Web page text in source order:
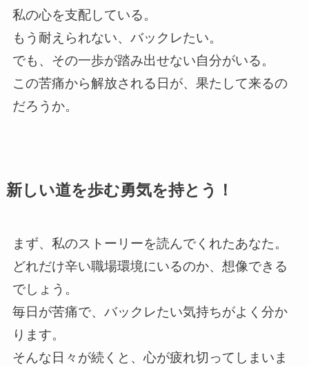
私の心を支配している。
もう耐えられない、バックレたい。
でも、その一歩が踏み出せない自分がいる。
この苦痛から解放される日が、果たして来るの
だろうか。
新しい道を歩む勇気を持とう！
まず、私のストーリーを読んでくれたあなた。
どれだけ辛い職場環境にいるのか、想像できる
でしょう。
毎日が苦痛で、バックレたい気持ちがよく分か
ります。
そんな日々が続くと、心が疲れ切ってしまいま